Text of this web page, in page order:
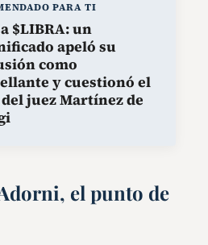
PARA TI
$LIBRA: un
apeló su
como
y cuestionó el
juez Martínez de
el punto de